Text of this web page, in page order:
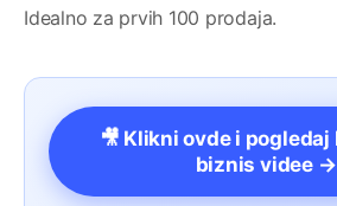
Idealno za prvih 100 prodaja.
🎥 Klikni ovde i
biznis videe →